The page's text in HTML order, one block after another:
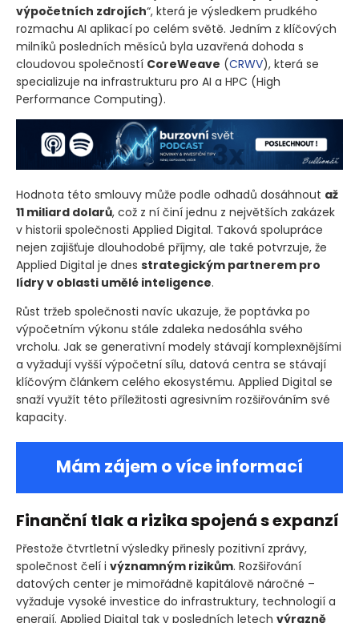
výpočetních zdrojích“, která je výsledkem prudkého
rozmachu AI aplikací po celém světě. Jedním z klíčových
milníků posledních měsíců byla uzavřená dohoda s
cloudovou společností CoreWeave (CRWV), která se
specializuje na infrastrukturu pro AI a HPC (High
Performance Computing).
Hodnota této smlouvy může podle odhadů dosáhnout až
11 miliard dolarů, což z ní činí jednu z největších zakázek
v historii společnosti Applied Digital. Taková spolupráce
nejen zajišťuje dlouhodobé příjmy, ale také potvrzuje, že
Applied Digital je dnes strategickým partnerem pro
lídry v oblasti umělé inteligence.
Růst tržeb společnosti navíc ukazuje, že poptávka po
výpočetním výkonu stále zdaleka nedosáhla svého
vrcholu. Jak se generativní modely stávají komplexnějšími
a vyžadují vyšší výpočetní sílu, datová centra se stávají
klíčovým článkem celého ekosystému. Applied Digital se
snaží využít této příležitosti agresivním rozšiřováním své
kapacity.
Mám zájem o více informací
Finanční tlak a rizika spojená s expanzí
Přestože čtvrtletní výsledky přinesly pozitivní zprávy,
společnost čelí i významným rizikům. Rozšiřování
datových center je mimořádně kapitálově náročné –
vyžaduje vysoké investice do infrastruktury, technologií a
energií. Applied Digital tak v posledních letech výrazně